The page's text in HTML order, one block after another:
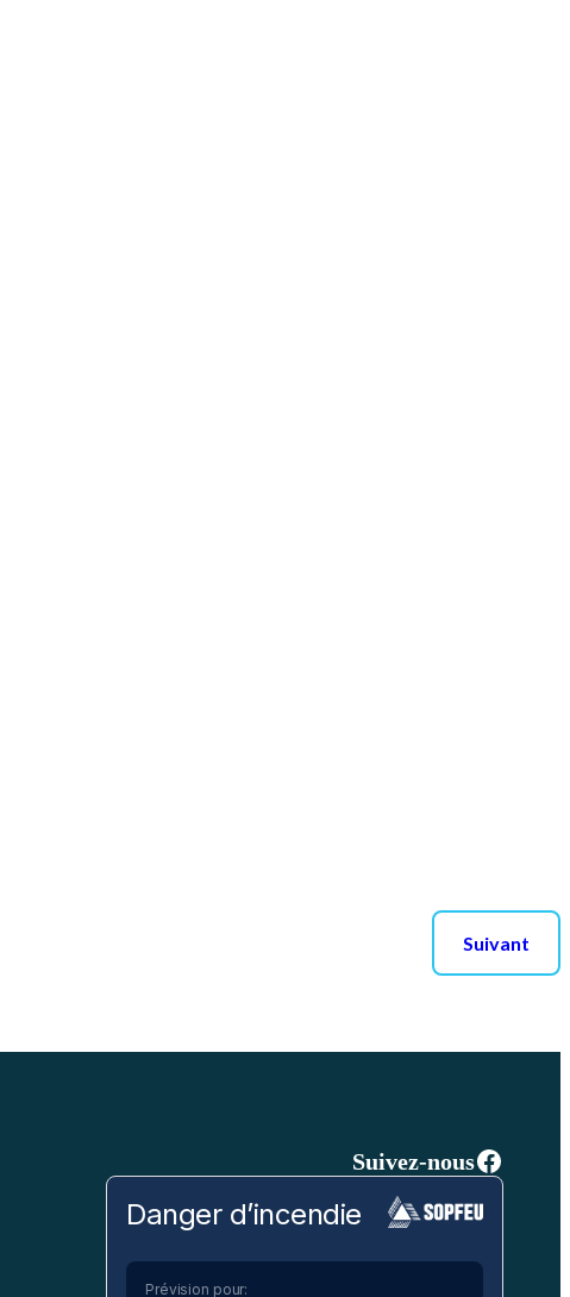
Suivant
Suivez-nous
Danger d’incendie
Prévision pour: